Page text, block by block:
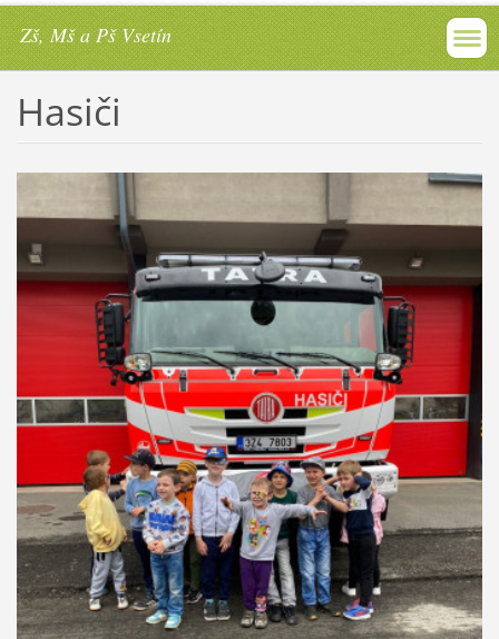
Zš, Mš a Pš Vsetín
Hasiči